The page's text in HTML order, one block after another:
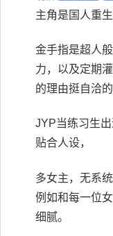
主角是国人重
金手指是超人
力，以及定期
的理由挺自洽的
JYP当练习生
贴合人设，
多女主，无系
例如和每一位
细腻。